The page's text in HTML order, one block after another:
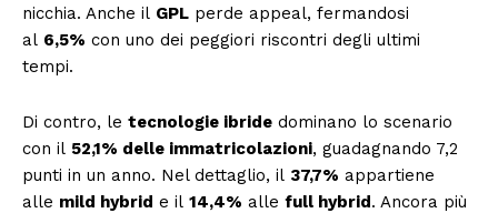
nicchia. Anche il GPL perde appeal, fermandosi
al 6,5% con uno dei peggiori riscontri degli ultimi
tempi.
Di contro, le tecnologie ibride dominano lo scenario
con il 52,1% delle immatricolazioni, guadagnando 7,2
punti in un anno. Nel dettaglio, il 37,7% appartiene
alle mild hybrid e il 14,4% alle full hybrid. Ancora più